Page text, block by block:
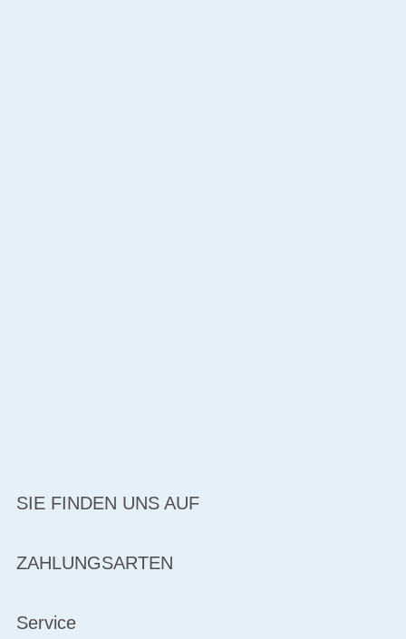
SIE FINDEN UNS AUF
ZAHLUNGSARTEN
Service